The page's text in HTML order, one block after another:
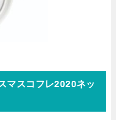
マスコフレ2020ネッ